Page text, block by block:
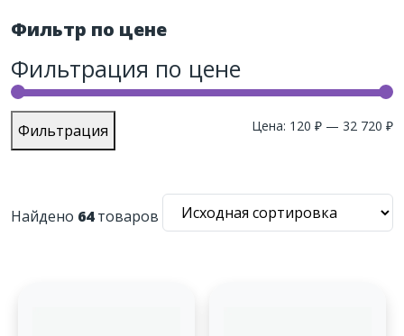
Фильтр по цене
Фильтрация по цене
Фильтрация Цена: 120 ₽ — 32 720 ₽
Найдено 64товаров